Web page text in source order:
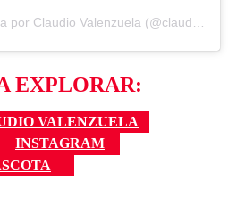
EXPLORAR:
VALENZUELA
INSTAGRAM